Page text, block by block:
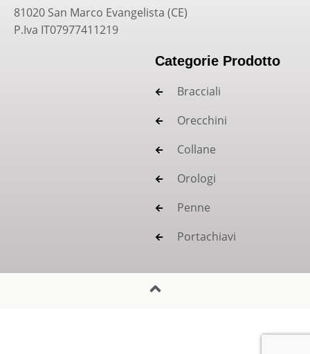
81020 San Marco Evangelista (CE)
P.Iva IT07977411219
Categorie Prodotto
Bracciali
Orecchini
Collane
Orologi
Penne
Portachiavi